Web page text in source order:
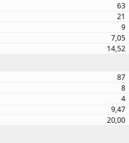
63
21
9
7,05
14,52
87
8
4
9,47
20,00